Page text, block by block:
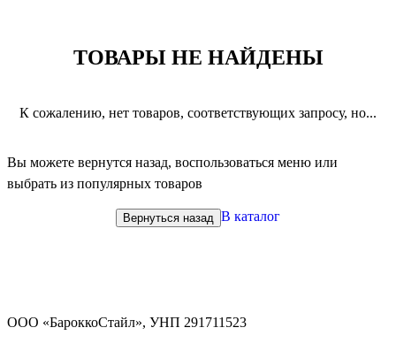
ТОВАРЫ НЕ НАЙДЕНЫ
К сожалению, нет товаров, соответствующих запросу, но...
Вы можете вернутся назад, воспользоваться меню или
выбрать из популярных товаров
Вернуться назад В каталог
ООО «БароккоСтайл», УНП 291711523